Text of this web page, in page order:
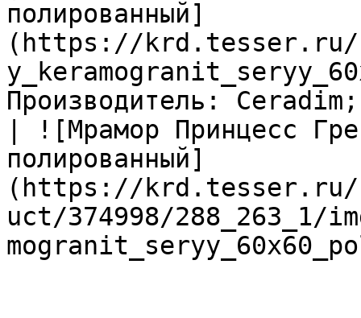
полированный]
(https://krd.tesser.ru/
Производитель:
| ![Мрамор Принцесс
полированный]
(https://krd.tesser.ru/
uct/374998/288_263_1/